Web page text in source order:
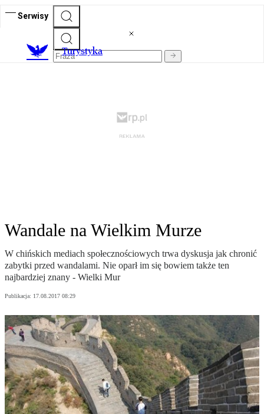
Serwisy
Turystyka
Wandale na Wielkim Murze
W chińskich mediach społecznościowych trwa dyskusja jak chronić
zabytki przed wandalami. Nie oparł im się bowiem także ten
najbardziej znany - Wielki Mur
Publikacja: 17.08.2017 08:29